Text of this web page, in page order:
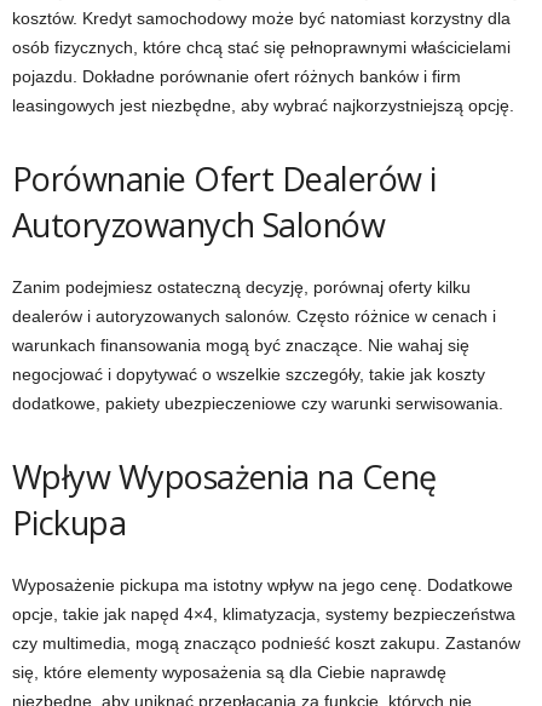
kosztów. Kredyt samochodowy może być natomiast korzystny dla
osób fizycznych, które chcą stać się pełnoprawnymi właścicielami
pojazdu. Dokładne porównanie ofert różnych banków i firm
leasingowych jest niezbędne, aby wybrać najkorzystniejszą opcję.
Porównanie Ofert Dealerów i
Autoryzowanych Salonów
Zanim podejmiesz ostateczną decyzję, porównaj oferty kilku
dealerów i autoryzowanych salonów. Często różnice w cenach i
warunkach finansowania mogą być znaczące. Nie wahaj się
negocjować i dopytywać o wszelkie szczegóły, takie jak koszty
dodatkowe, pakiety ubezpieczeniowe czy warunki serwisowania.
Wpływ Wyposażenia na Cenę
Pickupa
Wyposażenie pickupa ma istotny wpływ na jego cenę. Dodatkowe
opcje, takie jak napęd 4×4, klimatyzacja, systemy bezpieczeństwa
czy multimedia, mogą znacząco podnieść koszt zakupu. Zastanów
się, które elementy wyposażenia są dla Ciebie naprawdę
niezbędne, aby uniknąć przepłacania za funkcje, których nie